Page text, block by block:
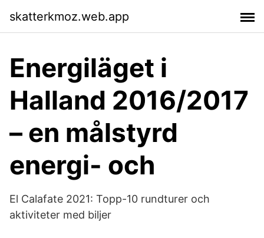
skatterkmoz.web.app
Energiläget i
Halland 2016/2017
– en målstyrd
energi- och
El Calafate 2021: Topp-10 rundturer och
aktiviteter med biljer